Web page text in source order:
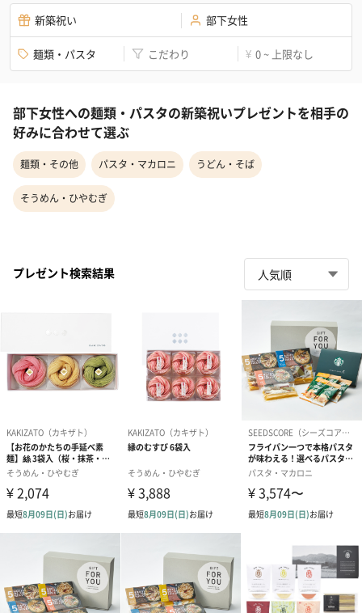
新築祝い 部下女性
麺類・パスタ こだわり ¥ 0 ~ 上限なし
部下女性への麺類・パスタの新築祝いプレゼントを相手の
好みに合わせて選ぶ
麺類・その他 パスタ・マカロニ うどん・そば
そうめん・ひやむぎ
プレゼント検索結果